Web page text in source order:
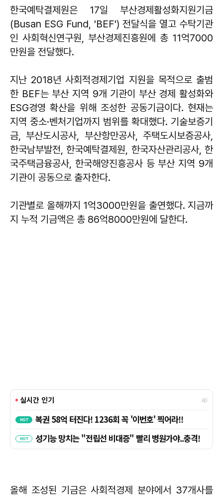
한국예탁결제원은 17일 부산경제활성화지원기금
(Busan ESG Fund, 'BEF') 전달식을 열고 수탁기관
인 사회혁신연구원, 부산경제진흥원에 총 11억7000
만원을 전달했다.
지난 2018년 사회적경제기업 지원을 목적으로 출범
한 BEF는 부산 지역 9개 기관이 부산 경제 활성화와
ESG경영 확산을 위해 조성한 공동기금이다. 현재는
지역 중소·벤처기업까지 범위를 확대했다. 기술보증기
금, 부산도시공사, 부산항만공사, 주택도시보증공사,
한국남부발전, 한국예탁결제원, 한국자산관리공사, 한
국주택금융공사, 한국해양진흥공사 등 부산 지역 9개
기관이 공동으로 출자한다.
기관별로 올해까지 1억3000만원을 출연했다. 지금까
지 누적 기금액은 총 86억8000만원에 달한다.
올해 조성된 기금은 사회적경제 분야에서 37개사를